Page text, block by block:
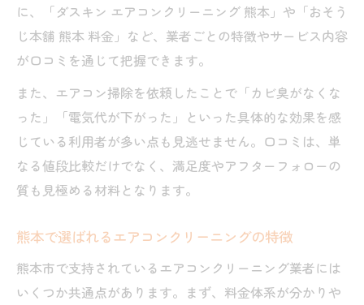
に、「ダスキン エアコンクリーニング 熊本」や「おそう
じ本舗 熊本 料金」など、業者ごとの特徴やサービス内容
が口コミを通じて把握できます。
また、エアコン掃除を依頼したことで「カビ臭がなくな
った」「電気代が下がった」といった具体的な効果を感
じている利用者が多い点も見逃せません。口コミは、単
なる値段比較だけでなく、満足度やアフターフォローの
質も見極める材料となります。
熊本で選ばれるエアコンクリーニングの特徴
熊本市で支持されているエアコンクリーニング業者には
いくつか共通点があります。まず、料金体系が分かりや